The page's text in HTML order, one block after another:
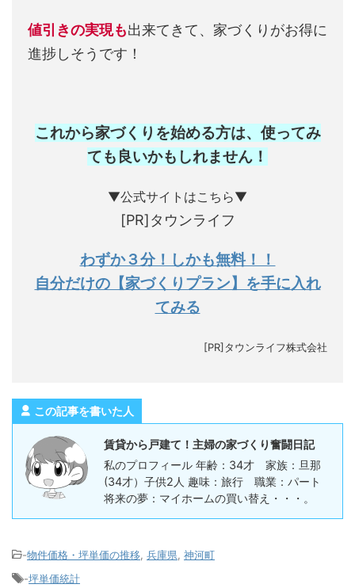
値引きの実現も出来てきて、家づくりがお得に
進捗しそうです！
これから家づくりを始める方は、使ってみ
ても良いかもしれません ！
▼公式サイトはこちら▼
[PR]タウンライフ
わずか３分！しかも無料！！
自分だけの【家づくりプラン】を手に入れ
てみる
[PR]タウンライフ株式会社
この記事を書いた人
賃貸から戸建て！主婦の家づくり奮闘日記
私のプロフィール 年齢：34才 家族：旦那
(34才）子供2人 趣味：旅行 職業：パート
将来の夢：マイホームの買い替え・・・。
-物件価格・坪単価の推移 兵庫県 神河町
-坪単価統計